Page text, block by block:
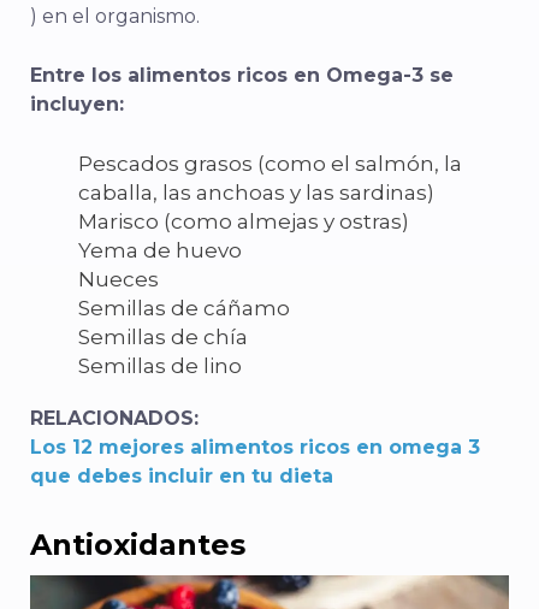
) en el organismo.
Entre los alimentos ricos en Omega-3 se
incluyen:
Pescados grasos (como el salmón, la
caballa, las anchoas y las sardinas)
Marisco (como almejas y ostras)
Yema de huevo
Nueces
Semillas de cáñamo
Semillas de chía
Semillas de lino
RELACIONADOS:
Los 12 mejores alimentos ricos en omega 3
que debes incluir en tu dieta
Antioxidantes